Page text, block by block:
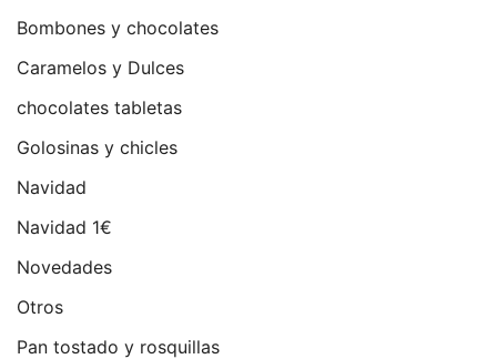
Bombones y chocolates
Caramelos y Dulces
chocolates tabletas
Golosinas y chicles
Navidad
Navidad 1€
Novedades
Otros
Pan tostado y rosquillas